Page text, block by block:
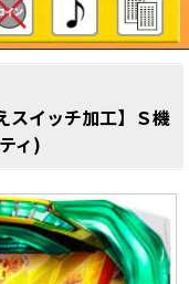
スイッチ加工】Ｓ機
ィ)